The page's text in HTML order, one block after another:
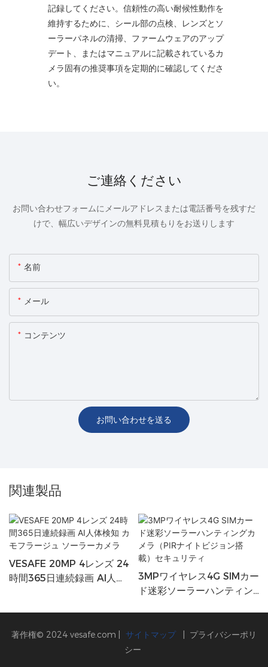
記録してください。信頼性の高い耐候性動作を
維持するために、シール部の点検、レンズとソ
ーラーパネルの清掃、ファームウェアのアップ
デート、またはマニュアルに記載されているカ
メラ固有の推奨事項を定期的に確認してくださ
い。
ご連絡ください
お問い合わせフォームにメールアドレスまたは電話番号を残すだ
けで、幅広いデザインの無料見積もりをお送りします
名前
メール
コンテンツ
お問い合わせを送る
関連製品
VESAFE 20MP 4レンズ 24
時間365日連続録画 AI人体
3MPワイヤレス4G SIMカー
ド迷彩ソーラーハンティン
著作権© 2024 vesafe.com サイトマップ
プライバシーポリ
シー